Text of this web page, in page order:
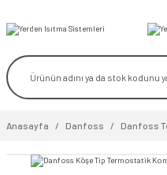
Anasayfa Danfoss Danfoss